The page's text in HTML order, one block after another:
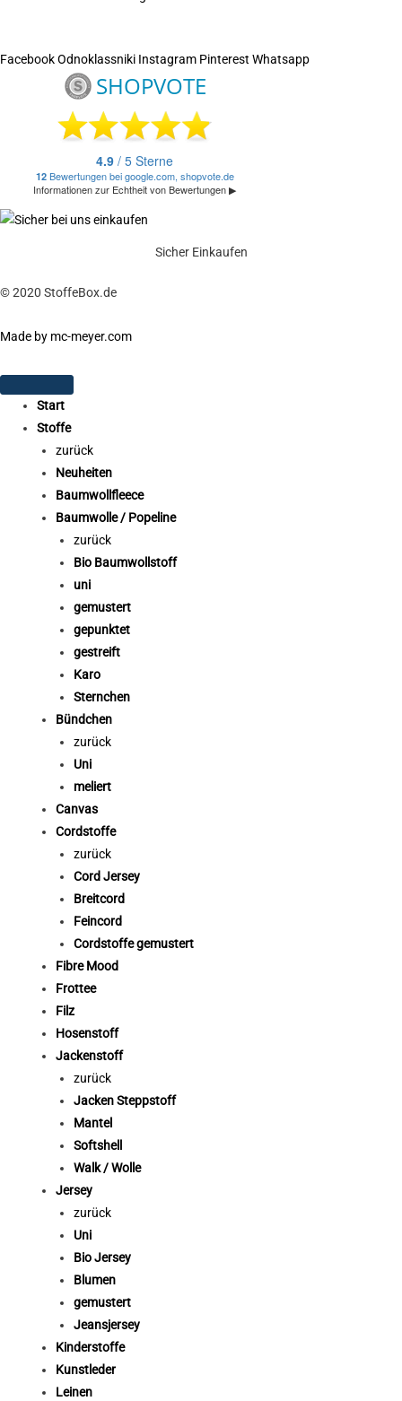
FacebookOdnoklassniki Instagram Pinterest Whatsapp
Sicher Einkaufen
© 2020 StoffeBox.de
Made by mc-meyer.com
Start
Stoffe
zurück
Neuheiten
Baumwollfleece
Baumwolle / Popeline
zurück
Bio Baumwollstoff
uni
gemustert
gepunktet
gestreift
Karo
Sternchen
Bündchen
zurück
Uni
meliert
Canvas
Cordstoffe
zurück
Cord Jersey
Breitcord
Feincord
Cordstoffe gemustert
Fibre Mood
Frottee
Filz
Hosenstoff
Jackenstoff
zurück
Jacken Steppstoff
Mantel
Softshell
Walk / Wolle
Jersey
zurück
Uni
Bio Jersey
Blumen
gemustert
Jeansjersey
Kinderstoffe
Kunstleder
Leinen